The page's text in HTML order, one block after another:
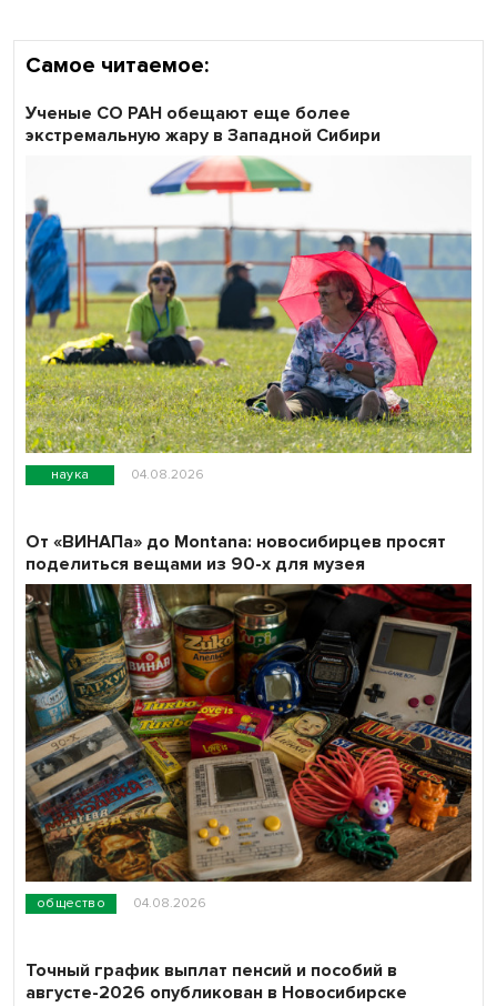
Самое читаемое:
наука 04.08.2026
Ученые СО РАН обещают еще более
экстремальную жару в Западной Сибири
общество 04.08.2026
От «ВИНАПа» до Montana: новосибирцев просят
поделиться вещами из 90-х для музея
Точный график выплат пенсий и пособий в
августе-2026 опубликован в Новосибирске